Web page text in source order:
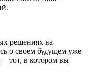
решениях на
о своем будущем уже
тот, в котором вы